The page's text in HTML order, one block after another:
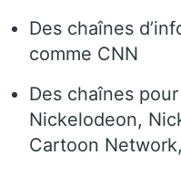
Des chaînes
comme CNN
Des chaînes
Nickelodeon,
Cartoon